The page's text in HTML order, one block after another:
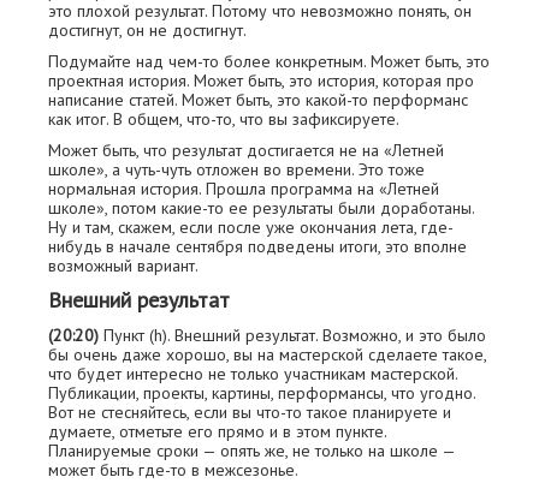
это плохой результат. Потому что невозможно понять, он
достигнут, он не достигнут.
Подумайте над чем-то более конкретным. Может быть, это
проектная история. Может быть, это история, которая про
написание статей. Может быть, это какой-то перформанс
как итог. В общем, что-то, что вы зафиксируете.
Может быть, что результат достигается не на «Летней
школе», а чуть-чуть отложен во времени. Это тоже
нормальная история. Прошла программа на «Летней
школе», потом какие-то еe результаты были доработаны.
Ну и там, скажем, если после уже окончания лета, где-
нибудь в начале сентября подведены итоги, это вполне
возможный вариант.
Внешний результат
(20:20) Пункт (h). Внешний результат. Возможно, и это было
бы очень даже хорошо, вы на мастерской сделаете такое,
что будет интересно не только участникам мастерской.
Публикации, проекты, картины, перформансы, что угодно.
Вот не стесняйтесь, если вы что-то такое планируете и
думаете, отметьте его прямо и в этом пункте.
Планируемые сроки — опять же, не только на школе —
может быть где-то в межсезонье.